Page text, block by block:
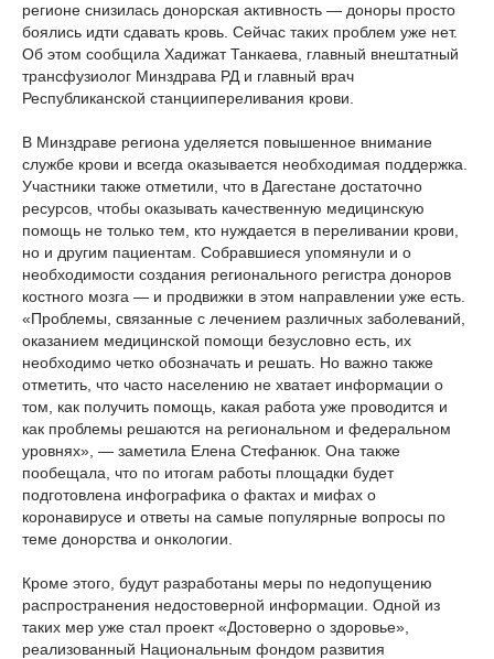
регионе снизилась донорская активность — доноры просто
боялись идти сдавать кровь. Сейчас таких проблем уже нет.
Об этом сообщила Хадижат Танкаева, главный внештатный
трансфузиолог Минздрава РД и главный врач
Республиканской станциипереливания крови.
В Минздраве региона уделяется повышенное внимание
службе крови и всегда оказывается необходимая поддержка.
Участники также отметили, что в Дагестане достаточно
ресурсов, чтобы оказывать качественную медицинскую
помощь не только тем, кто нуждается в переливании крови,
но и другим пациентам. Собравшиеся упомянули и о
необходимости создания регионального регистра доноров
костного мозга — и продвижки в этом направлении уже есть.
«Проблемы, связанные с лечением различных заболеваний,
оказанием медицинской помощи безусловно есть, их
необходимо четко обозначать и решать. Но важно также
отметить, что часто населению не хватает информации о
том, как получить помощь, какая работа уже проводится и
как проблемы решаются на региональном и федеральном
уровнях», — заметила Елена Стефанюк. Она также
пообещала, что по итогам работы площадки будет
подготовлена инфографика о фактах и мифах о
коронавирусе и ответы на самые популярные вопросы по
теме донорства и онкологии.
Кроме этого, будут разработаны меры по недопущению
распространения недостоверной информации. Одной из
таких мер уже стал проект «Достоверно о здоровье»,
реализованный Национальным фондом развития